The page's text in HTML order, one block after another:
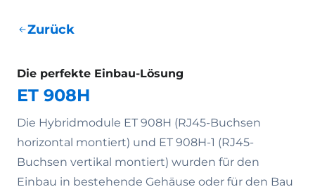
Zurück
Die perfekte Einbau-Lösung
ET 908H
Die Hybridmodule ET 908H (RJ45-Buchsen
horizontal montiert) und ET 908H-1 (RJ45-
Buchsen vertikal montiert) wurden für den
Einbau in bestehende Gehäuse oder für den Bau